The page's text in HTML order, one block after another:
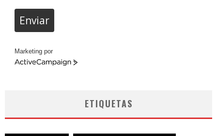
Enviar
Marketing por
ActiveCampaign
ETIQUETAS